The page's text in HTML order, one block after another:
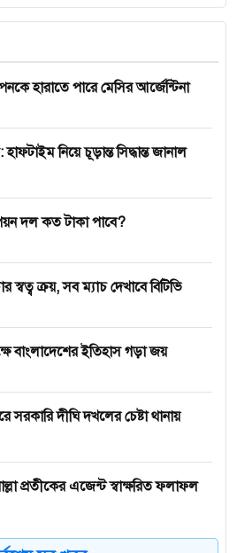
হারাতে পারে মেসির আর্জেন্টিনা
নিয়ে চূড়ান্ত সিদ্ধান্ত জানাল
দল কত টাকা পাবে?
স্বত্ব ক্রয়, সব ম্যাচ দেখাবে বিটিভি
বাংলাদেশের ইতিহাস গড়া জয়
সরকারি দীঘি দখলের চেষ্টা থানায়
প্রতীকের এজেন্ট স্বাক্ষরিত ফলাফল